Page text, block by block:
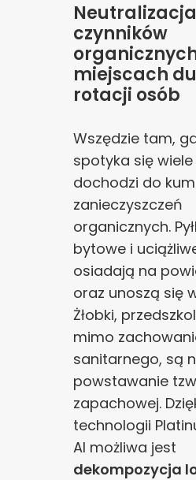
Neutralizacja
czynników
miejscach
rotacji osób
Wszędzie tam,
spotyka się
dochodzi do
zanieczyszczeń
organicznych.
bytowe i
osiadają na
oraz unoszą się
Żłobki,
mimo
sanitarnego, są
powstawanie
zapachowej.
technologii
AI możliwa jest
dekompozycja